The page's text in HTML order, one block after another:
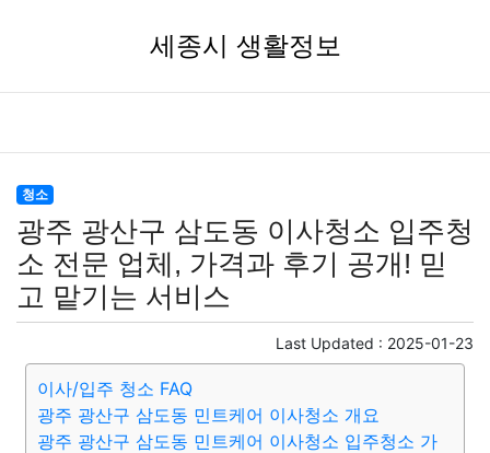
세종시 생활정보
청소
광주 광산구 삼도동 이사청소 입주청
소 전문 업체, 가격과 후기 공개! 믿
고 맡기는 서비스
Last Updated : 2025-01-23
이사/입주 청소 FAQ
광주 광산구 삼도동 민트케어 이사청소 개요
광주 광산구 삼도동 민트케어 이사청소 입주청소 가